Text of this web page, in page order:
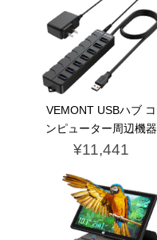
VEMONT USBハブ コ
ンピューター周辺機器
¥11,441